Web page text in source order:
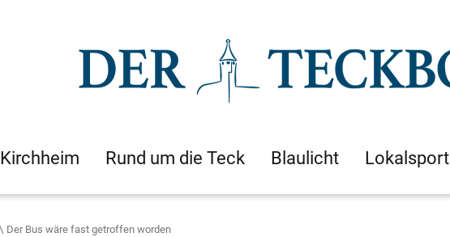
Kirchheim Rund um die Teck Blaulicht Lokalsport
Der Bus wäre fast getroffen worden